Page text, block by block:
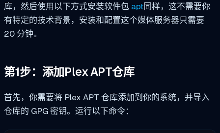
库，然后使用以下方式安装软件包 apt同样，这不需要你
有特定的技术背景，安装和配置这个媒体服务器只需要
20 分钟。
第1步：添加Plex APT仓库
首先，你需要将 Plex APT 仓库添加到你的系统，并导入
仓库的 GPG 密钥。运行以下命令：